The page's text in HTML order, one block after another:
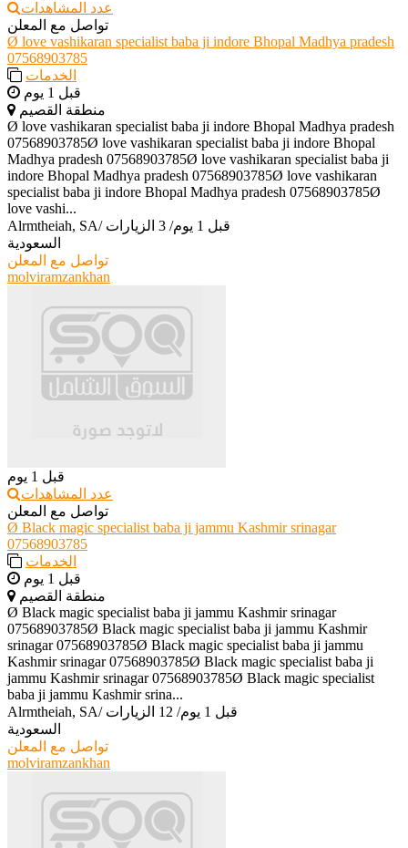
عدد المشاهدات
تواصل مع المعلن
Ø love vashikaran specialist baba ji indore Bhopal Madhya pradesh
07568903785
الخدمات
قبل 1 يوم
منطقة القصيم
Ø love vashikaran specialist baba ji indore Bhopal Madhya pradesh
07568903785Ø love vashikaran specialist baba ji indore Bhopal
Madhya pradesh 07568903785Ø love vashikaran specialist baba ji
indore Bhopal Madhya pradesh 07568903785Ø love vashikaran
specialist baba ji indore Bhopal Madhya pradesh 07568903785Ø
love vashi...
Alrmtheiah, SA/ قبل 1 يوم / 3 الزيارات
السعودية
تواصل مع المعلن
molviramzankhan
قبل 1 يوم
عدد المشاهدات
تواصل مع المعلن
Ø Black magic specialist baba ji jammu Kashmir srinagar
07568903785
الخدمات
قبل 1 يوم
منطقة القصيم
Ø Black magic specialist baba ji jammu Kashmir srinagar
07568903785Ø Black magic specialist baba ji jammu Kashmir
srinagar 07568903785Ø Black magic specialist baba ji jammu
Kashmir srinagar 07568903785Ø Black magic specialist baba ji
jammu Kashmir srinagar 07568903785Ø Black magic specialist
baba ji jammu Kashmir srina...
Alrmtheiah, SA/ قبل 1 يوم / 12 الزيارات
السعودية
تواصل مع المعلن
molviramzankhan